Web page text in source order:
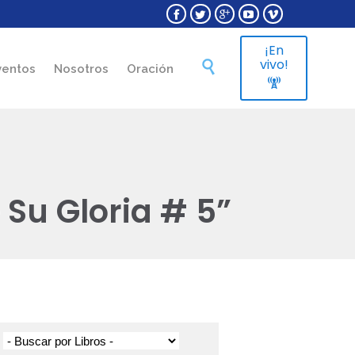
    
Skip
Nosotros Oración 
¡En
vivo!

Gloria # 5”